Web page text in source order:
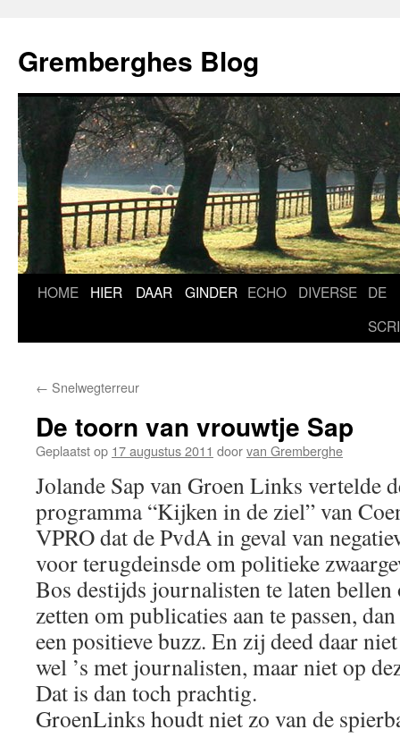
de
inhoud
Gremberghes Blog
HOME HIER DAAR GINDER ECHO DIVERSE DE
← Snelwegterreur
De toorn van vrouwtje Sap
Geplaatst op 17 augustus 2011 doorvan Gremberghe
Jolande Sap van Groen Links vertelde
programma “Kijken in de ziel” van
VPRO dat de PvdA in geval van
voor terugdeinsde om politieke
Bos destijds journalisten te laten
zetten om publicaties aan te passen,
een positieve buzz. En zij deed daar
wel ’s met journalisten, maar niet op
Dat is dan toch prachtig.
GroenLinks houdt niet zo van de